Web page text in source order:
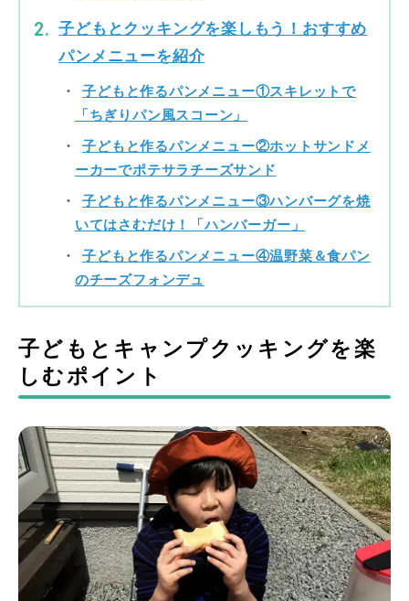
子どもとクッキングを楽しもう！おすすめ
パンメニューを紹介
子どもと作るパンメニュー①スキレットで
「ちぎりパン風スコーン」
子どもと作るパンメニュー②ホットサンドメ
ーカーでポテサラチーズサンド
子どもと作るパンメニュー③ハンバーグを焼
いてはさむだけ！「ハンバーガー」
子どもと作るパンメニュー④温野菜＆食パン
のチーズフォンデュ
子どもとキャンプクッキングを楽
しむポイント